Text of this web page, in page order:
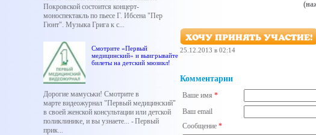
ХОЧУ ПРИНЯТЬ УЧАСТИЕ!
25.12.2013 в 02:14
Комментарии
Ваше имя *
Ваш email
Сообщение *
Покровской состоится концерт-
моноспектакль по пьесе Г. Ибсена "Пер
Гюнт". Музыка Грига к с...
Смотрите «Первый
медицинский» и выигрывайте
билеты на детский мюзикл!
Дорогие мамуськи! Смотрите в
марте видеожурнал "Первый медицинский"
в своей женской консультации или детской
поликлинике, и вы узнаете... - Первый
прик...